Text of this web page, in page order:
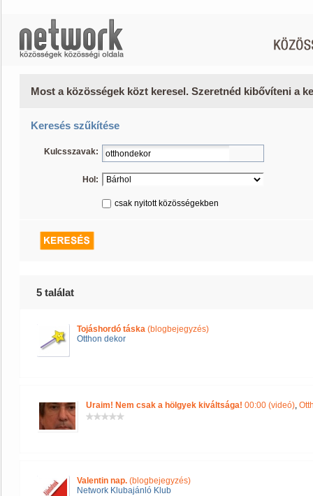
Most a közösségek közt keresel. Szeretnéd kibővíteni a
Keresés szűkítése
Kulcsszavak:
Hol:
csak nyitott közösségekben
5 találat
Tojáshordó táska (blogbejegyzés)
Otthon dekor
Uraim! Nem csak a hölgyek kiváltsága! 00:00 (videó),
Valentin nap. (blogbejegyzés)
Network Klubajánló Klub